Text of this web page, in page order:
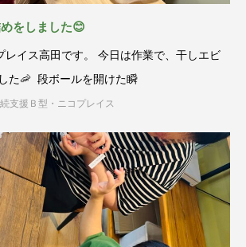
をしました😊
レイス高田です。 今日は作業で、干しエビ
た🦐 段ボールを開けた瞬
続支援Ｂ型・ニコプレイス